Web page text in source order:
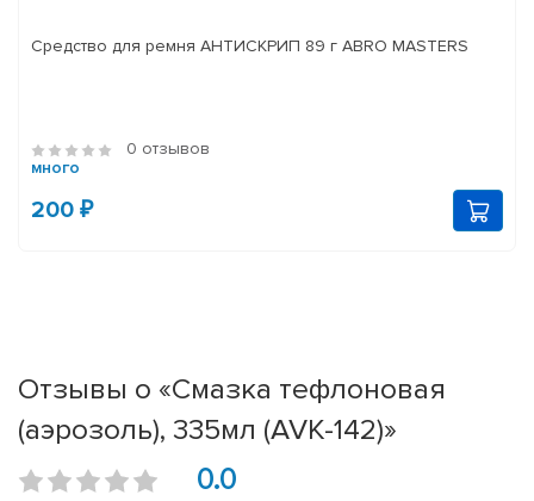
Средство для ремня АНТИСКРИП 89 г ABRO MASTERS
0 отзывов
много
200 ₽
Отзывы о «Смазка тефлоновая
(аэрозоль), 335мл (AVK-142)»
0.0